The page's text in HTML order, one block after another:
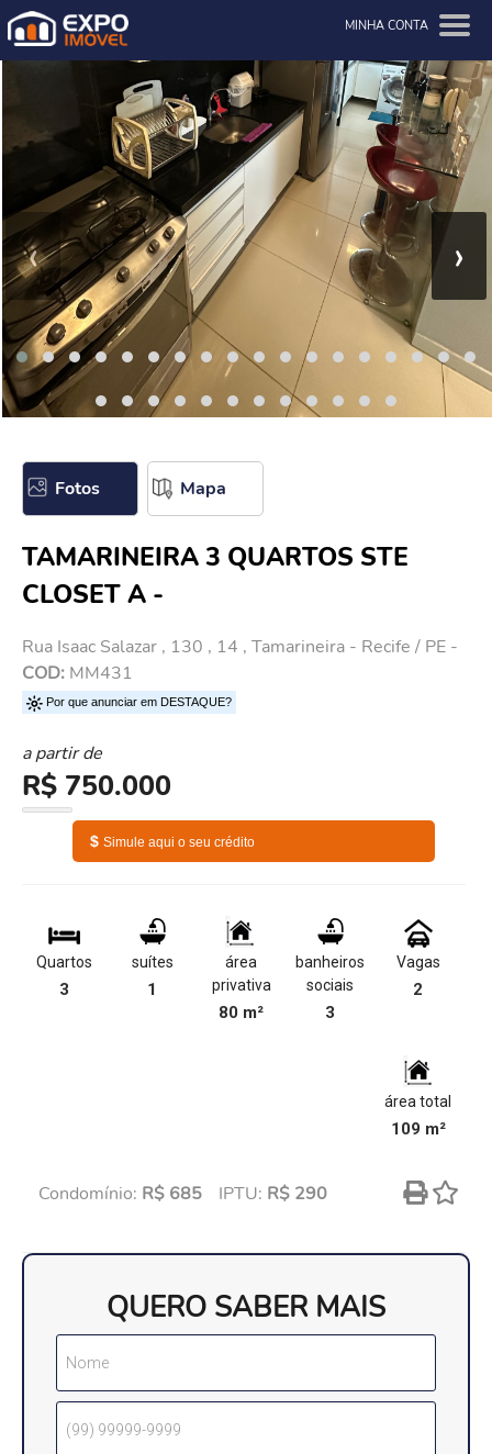
MINHA CONTA
‹ ›
Fotos Mapa
TAMARINEIRA 3 QUARTOS STE
CLOSET A -
Rua Isaac Salazar , 130 , 14 , Tamarineira - Recife / PE -
COD: MM431
Por que anunciar em DESTAQUE?
a partir de
R$ 750.000
$Simule aqui o seu crédito
Quartos
3
suítes
1
área
privativa
80 m²
banheiros
sociais
3
Vagas
2
área total
109 m²
Condomínio: R$ 685 IPTU: R$ 290
QUERO SABER MAIS